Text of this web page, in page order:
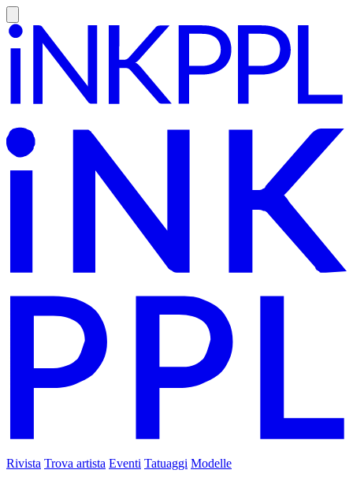
Rivista Trova artista Eventi Tatuaggi Modelle